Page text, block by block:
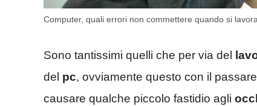
Computer, quali errori non commettere quando si
Sono tantissimi quelli che per via del
del pc, ovviamente questo con il
causare qualche piccolo fastidio agli